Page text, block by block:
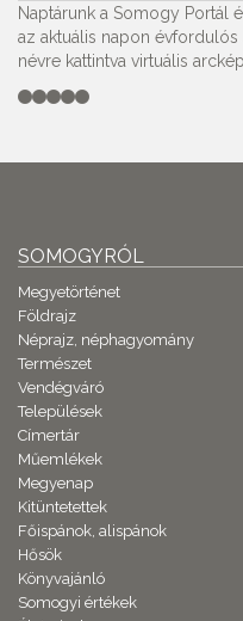
Naptárunk a Somogy Portál
az aktuális napon
névre kattintva virtuális
SOMOGYRÓL
Megyetörténet
Földrajz
Néprajz, néphagyomány
Természet
Vendégváró
Települések
Címertár
Műemlékek
Megyenap
Kitüntetettek
Főispánok, alispánok
Hősök
Könyvajánló
Somogyi értékek